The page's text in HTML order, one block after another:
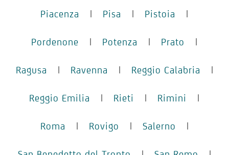
Piacenza | Pisa | Pistoia |
Pordenone | Potenza | Prato |
Ragusa | Ravenna | Reggio Calabria |
Reggio Emilia | Rieti | Rimini |
Roma | Rovigo | Salerno |